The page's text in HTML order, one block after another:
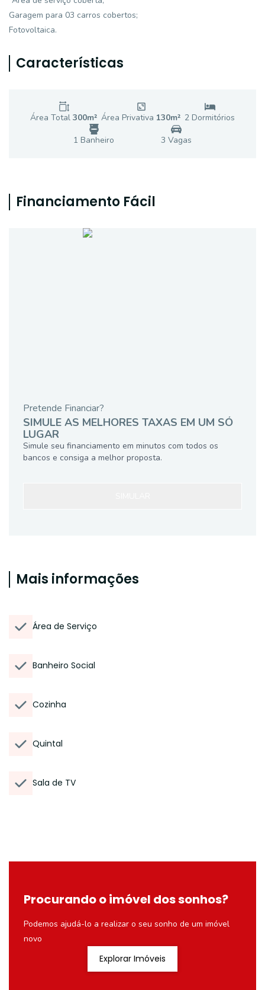
Garagem para 03 carros cobertos;
Fotovoltaica.
Características
Área Total 300m² Área Privativa 130m² 2 Dormitórios
1 Banheiro 3 Vagas
Financiamento Fácil
Pretende Financiar?
SIMULE AS MELHORES TAXAS EM UM SÓ
LUGAR
Simule seu financiamento em minutos com todos os
bancos e consiga a melhor proposta.
Mais informações
Área de Serviço
Banheiro Social
Cozinha
Quintal
Sala de TV
Procurando o imóvel dos sonhos?
Podemos ajudá-lo a realizar o seu sonho de um imóvel
novo
Explorar Imóveis